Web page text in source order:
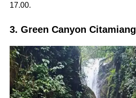
17.00.
3. Green Canyon Citamiang